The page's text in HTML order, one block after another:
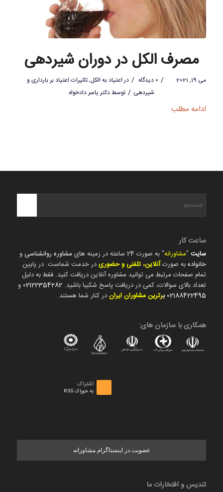
مصرف الکل در دوران شیردهی
می 19, 2021 / 0 دیدگاه / دراعتیاد به الکل,تاثیرات اعتیاد بر بارداری و
شیردهی / توسطدکتر یاسر دادخواه
ادامه مطلب
ساعت کار
سایت"مشاورانه" به صورت 24 ساعته در زمینه های مشاوره روانشناسی و
خانوادهبه صورتآنلاین، تلفنی و حضوریدر خدمت شماست. در پایین
تمام صفحات مرتبط می توانید مشاوره آنلاین دریافت کنید. فقط به دلیل
تعداد بالای سوالات، کمی در دریافت پاسخ شکیبا باشید. 02122354282 و
02188422495 برترین مشاوران ایراندر کنار شما هستند.
همکاری با سازمان های:
اشتراک
به خوراک RSS
عضویت در اینستاگرام مشاورانه
تندیس و افتخارات ما